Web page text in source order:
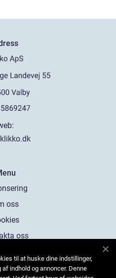
oss
oss
til at huske dine indstillinger,
indhold og annoncer. Denne